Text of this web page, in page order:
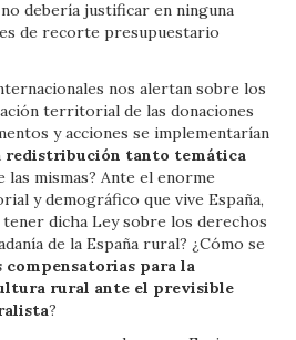
debería justificar en ninguna
de recorte presupuestario
nos alertan sobre los
territorial de las donaciones
y acciones se implementarían
redistribución tanto temática
las mismas? Ante el enorme
y demográfico que vive España,
dicha Ley sobre los derechos
de la España rural? ¿Cómo se
compensatorias para la
rural ante el previsible
?